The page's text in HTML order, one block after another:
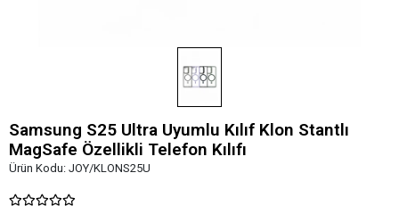
Samsung S25 Ultra Uyumlu Kılıf Klon Stantlı
MagSafe Özellikli Telefon Kılıfı
Ürün Kodu: JOY/KLONS25U